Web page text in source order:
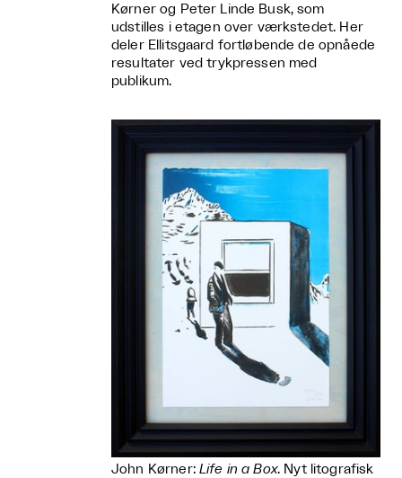
Kørner og Peter Linde Busk, som
udstilles i etagen over værkstedet. Her
deler Ellitsgaard fortløbende de opnåede
resultater ved trykpressen med
publikum.
John Kørner: Life in a Box. Nyt litografisk